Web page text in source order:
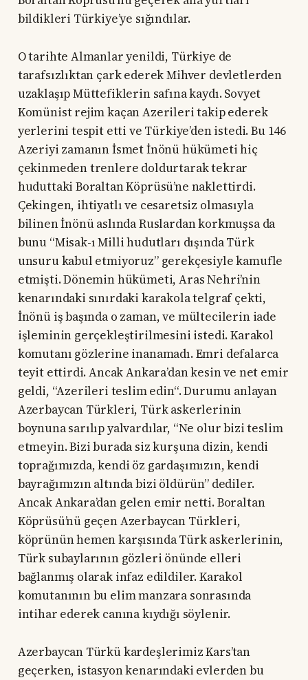
bildikleri Türkiye’ye sığındılar.
O tarihte Almanlar yenildi, Türkiye de
tarafsızlıktan çark ederek Mihver devletlerden
uzaklaşıp Müttefiklerin safına kaydı. Sovyet
Komünist rejim kaçan Azerileri takip ederek
yerlerini tespit etti ve Türkiye’den istedi. Bu 146
Azeriyi zamanın İsmet İnönü hükümeti hiç
çekinmeden trenlere doldurtarak tekrar
huduttaki Boraltan Köprüsü’ne naklettirdi.
Çekingen, ihtiyatlı ve cesaretsiz olmasıyla
bilinen İnönü aslında Ruslardan korkmuşsa da
bunu “Misak-ı Milli hudutları dışında Türk
unsuru kabul etmiyoruz” gerekçesiyle kamufle
etmişti. Dönemin hükümeti, Aras Nehri’nin
kenarındaki sınırdaki karakola telgraf çekti,
İnönü iş başında o zaman, ve mültecilerin iade
işleminin gerçekleştirilmesini istedi. Karakol
komutanı gözlerine inanamadı. Emri defalarca
teyit ettirdi. Ancak Ankara’dan kesin ve net emir
geldi, “Azerileri teslim edin“. Durumu anlayan
Azerbaycan Türkleri, Türk askerlerinin
boynuna sarılıp yalvardılar, “Ne olur bizi teslim
etmeyin. Bizi burada siz kurşuna dizin, kendi
toprağımızda, kendi öz gardaşımızın, kendi
bayrağımızın altında bizi öldürün” dediler.
Ancak Ankara’dan gelen emir netti. Boraltan
Köprüsü’nü geçen Azerbaycan Türkleri,
köprünün hemen karşısında Türk askerlerinin,
Türk subaylarının gözleri önünde elleri
bağlanmış olarak infaz edildiler. Karakol
komutanının bu elim manzara sonrasında
intihar ederek canına kıydığı söylenir.
Azerbaycan Türkü kardeşlerimiz Kars’tan
geçerken, istasyon kenarındaki evlerden bu